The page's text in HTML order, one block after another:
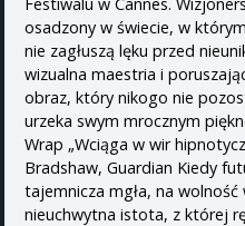
osadzony w świecie, w
nie zagłuszą lęku przed
wizualna maestria i
obraz, który nikogo nie
urzeka swym mrocznym
Wrap „Wciąga w wir
Bradshaw, Guardian Kiedy
tajemnicza mgła, na
nieuchwytna istota, z której